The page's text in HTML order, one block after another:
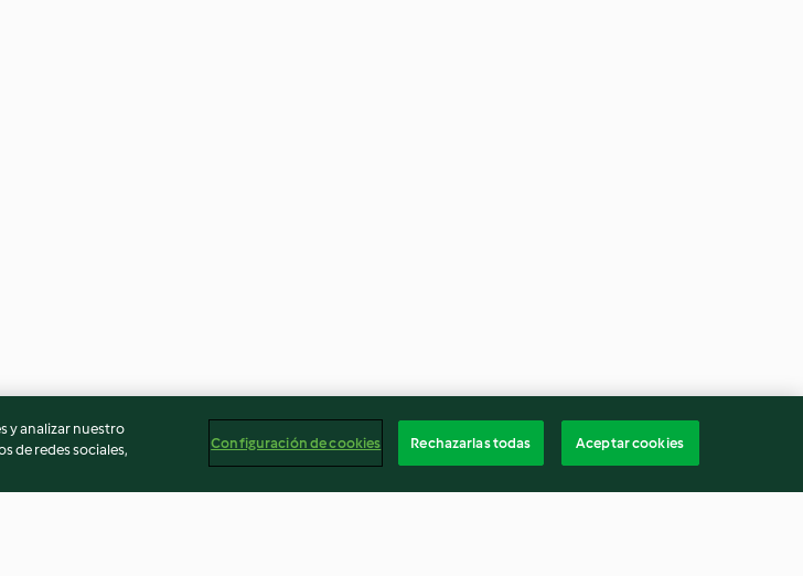
y analizar nuestro
de redes sociales,
Configuración de cookies Rechazarlas todas Aceptar cookies